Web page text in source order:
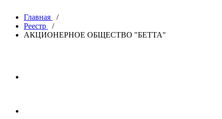
Главная
/
Реестр
/
АКЦИОНЕРНОЕ ОБЩЕСТВО "БЕТТА"